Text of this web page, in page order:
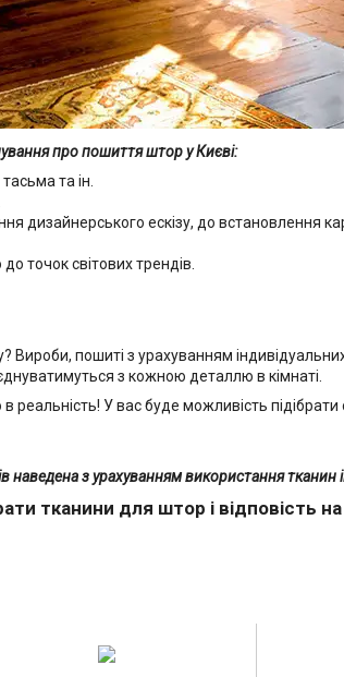
про пошиття штор у Києві:
та ін.
дизайнерського ескізу, до встановлення
точок світових трендів.
Вироби, пошиті з урахуванням
з кожною деталлю в кімнаті.
У вас буде можливість підібрати
наведеназ урахуванням використання тканин
тканини для штор і відповість